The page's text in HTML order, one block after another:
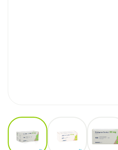
View larger image